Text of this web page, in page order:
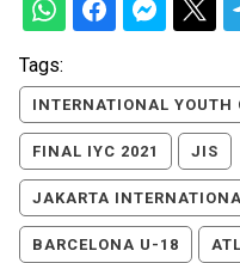
Tags:
INTERNATIONAL
FINAL IYC 2021 JIS
JAKARTA
BARCELONA U-18